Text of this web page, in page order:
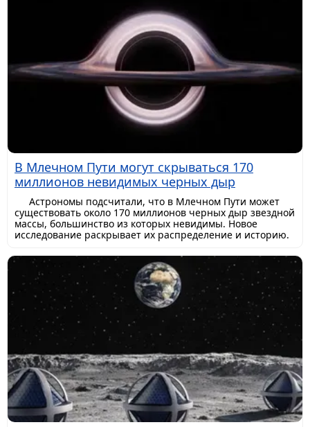
В Млечном Пути могут скрываться 170
миллионов невидимых черных дыр
Астрономы подсчитали, что в Млечном Пути может
существовать около 170 миллионов черных дыр звездной
массы, большинство из которых невидимы. Новое
исследование раскрывает их распределение и историю.